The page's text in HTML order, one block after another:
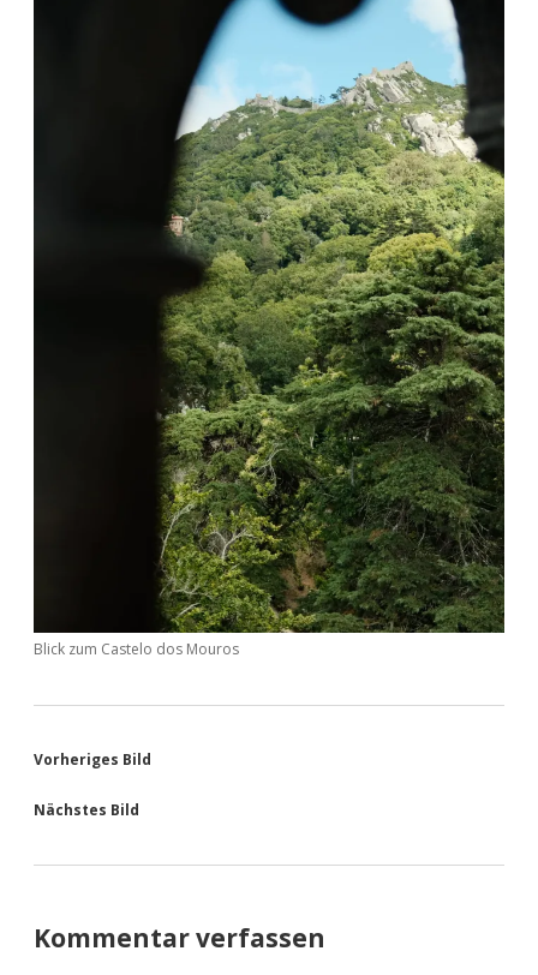
Blick zum Castelo dos Mouros
Vorheriges Bild
Nächstes Bild
Kommentar verfassen